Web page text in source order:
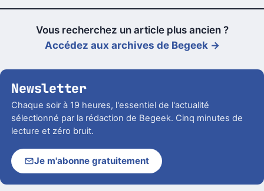
Vous recherchez un article plus ancien ?
Accédez aux archives de Begeek →
Newsletter
Chaque soir à 19 heures, l'essentiel de l'actualité
sélectionné par la rédaction de Begeek. Cinq minutes de
lecture et zéro bruit.
Je m'abonne gratuitement